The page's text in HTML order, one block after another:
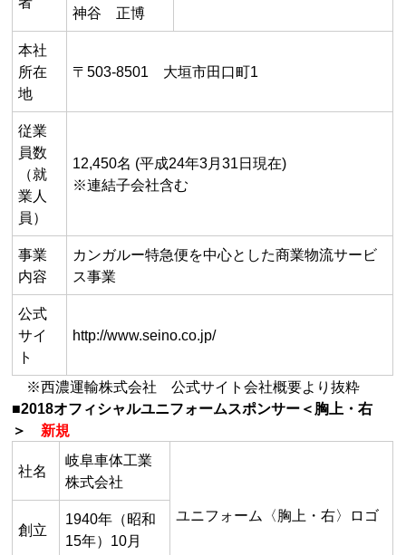
神谷 正博
本社
所在
地
〒503-8501 大垣市田口町1
従業
員数
（就
業人
員）
12,450名 (平成24年3月31日現在)
※連結子会社含む
事業
内容
カンガルー特急便を中心とした商業物流サービ
ス事業
公式
サイ
ト
http://www.seino.co.jp/
※西濃運輸株式会社 公式サイト会社概要より抜粋
■2018オフィシャルユニフォームスポンサー＜胸上・右
＞
新規
社名
岐阜車体工業
株式会社
ユニフォーム〈胸上・右〉ロゴ
創立
1940年（昭和
15年）10月